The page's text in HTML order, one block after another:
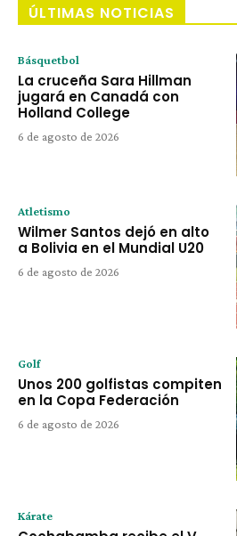
ÚLTIMAS NOTICIAS
Básquetbol
La cruceña Sara Hillman
jugará en Canadá con
Holland College
6 de agosto de 2026
Atletismo
Wilmer Santos dejó en alto
a Bolivia en el Mundial U20
6 de agosto de 2026
Golf
Unos 200 golfistas compiten
en la Copa Federación
6 de agosto de 2026
Kárate